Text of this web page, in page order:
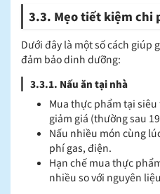
3.3. Mẹo tiết kiệm chi
Dưới đây là một số cách giúp
đảm bảo dinh dưỡng:
3.3.1. Nấu ăn tại nhà
Mua thực phẩm tại
giảm giá (thường sau
Nấu nhiều món cùng
phí gas, điện.
Hạn chế mua thực
nhiều so với nguyên